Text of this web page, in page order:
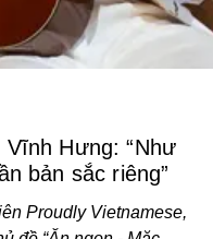
Hưng: “Như
bản sắc riêng”
Proudly Vietnamese,